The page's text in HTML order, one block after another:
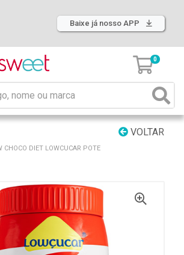
Baixe já nosso APP
0
VOLTAR
CHOCO DIET LOWCUCAR POTE